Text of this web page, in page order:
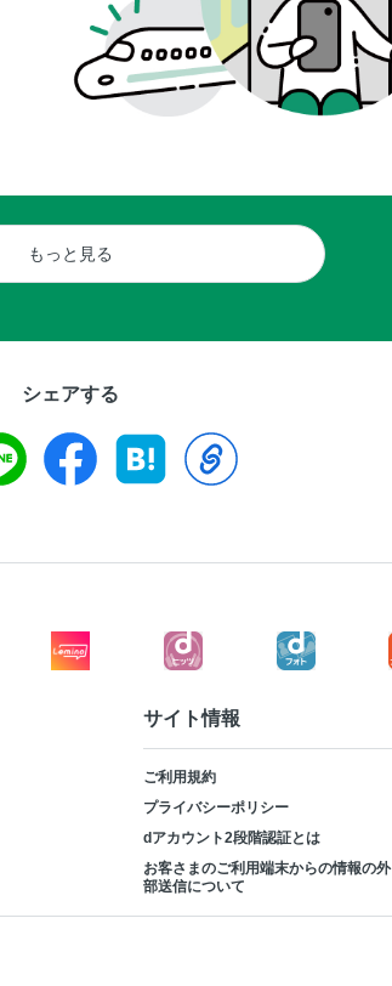
もっと見る
シェアする
サイト情報
ご利用規約
プライバシーポリシー
dアカウント2段階認証とは
お客さまのご利用端末からの情報の外
部送信について